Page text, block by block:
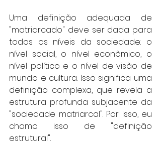
Uma definição adequada de
"matriarcado" deve ser dada para
todos os níveis da sociedade: o
nível social, o nível econômico, o
nível político e o nível de visão de
mundo e cultura. Isso significa uma
definição complexa, que revela a
estrutura profunda subjacente da
"sociedade matriarcal". Por isso, eu
chamo isso de "definição
estrutural".